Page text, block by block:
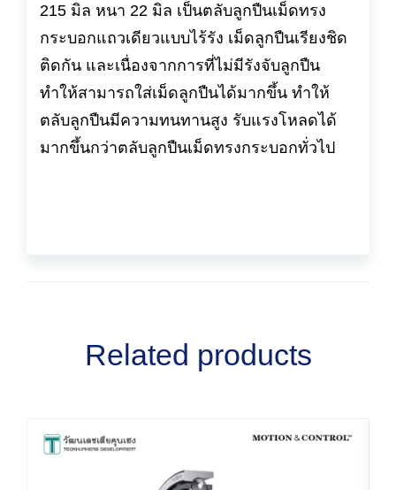
215 มิล หนา 22 มิล เป็นตลับลูกปืนเม็ดทรง
กระบอกแถวเดียวแบบไร้รัง เม็ดลูกปืนเรียงชิด
ติดกัน และเนื่องจากการที่ไม่มีรังจับลูกปืน
ทำให้สามารถใส่เม็ดลูกปืนได้มากขึ้น ทำให้
ตลับลูกปืนมีความทนทานสูง รับแรงโหลดได้
มากขึ้นกว่าตลับลูกปืนเม็ดทรงกระบอกทั่วไป
Related products